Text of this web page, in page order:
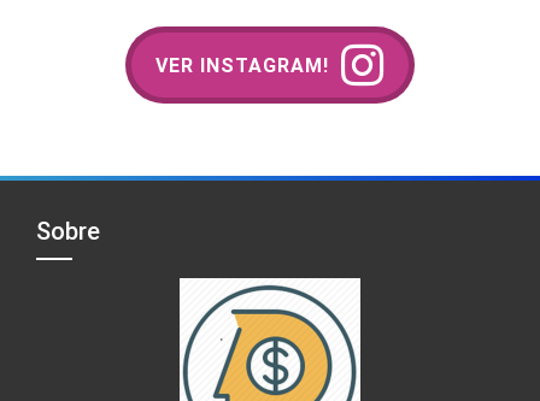
VER INSTAGRAM!
Sobre